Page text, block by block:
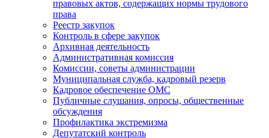
правовых актов, содержащих нормы трудового
права
Реестр закупок
Контроль в сфере закупок
Архивная деятельность
Административная комиссия
Комиссии, советы администрации
Муниципальная служба, кадровый резерв
Кадровое обеспечение ОМС
Публичные слушания, опросы, общественные
обсуждения
Профилактика экстремизма
Депутатский контроль